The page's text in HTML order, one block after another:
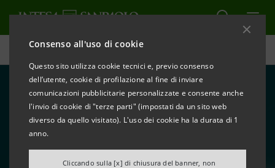
Consenso all'uso di cookie
Questo sito utilizza cookie tecnici e, previo consenso
dell’utente, cookie di profilazione al fine di inviare
comunicazioni pubblicitarie personalizzate e consente anche
l'invio di cookie di "terze parti" (impostati da un sito web
diverso da quello visitato). L'uso dei cookie ha la durata di 1
anno.
Cliccando sulla [x] di chiusura del banner, non
Milano Cortina 2026